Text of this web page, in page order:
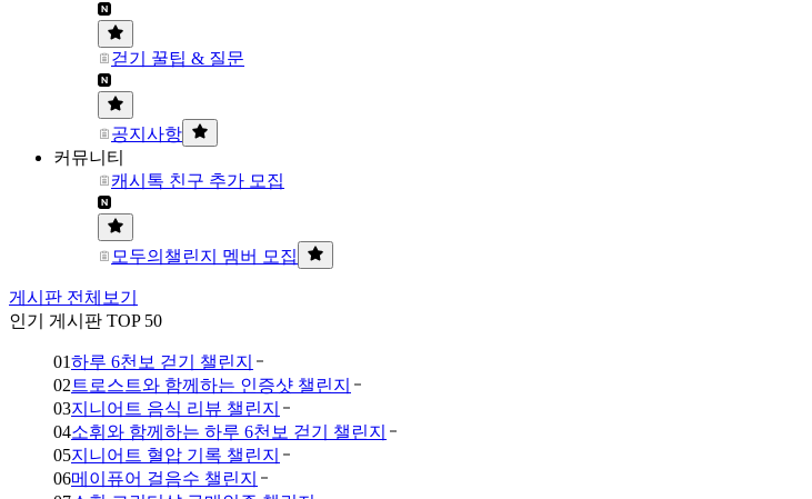
걷기 꿀팁 & 질문
공지사항
커뮤니티
캐시톡 친구 추가 모집
모두의챌린지 멤버 모집
게시판 전체보기
인기 게시판 TOP 50
01하루 6천보 걷기 챌린지
02 트로스트와 함께하는 인증샷 챌린지
03지니어트 음식 리뷰 챌린지
04소휘와 함께하는 하루 6천보 걷기 챌린지
05지니어트 혈압 기록 챌린지
06메이퓨어 걸음수 챌린지